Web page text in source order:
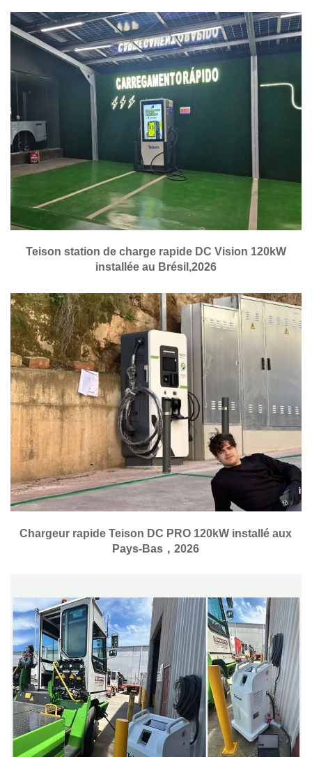
Teison station de charge rapide DC Vision 120kW
installée au Brésil,2026
Chargeur rapide Teison DC PRO 120kW installé aux
Pays-Bas，2026